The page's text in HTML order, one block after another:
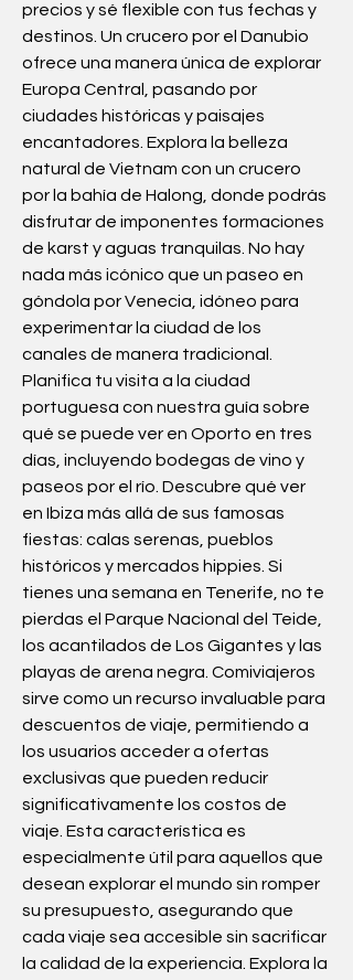
precios y sé flexible con tus fechas y
destinos. Un crucero por el Danubio
ofrece una manera única de explorar
Europa Central, pasando por
ciudades históricas y paisajes
encantadores. Explora la belleza
natural de Vietnam con un crucero
por la bahía de Halong, donde podrás
disfrutar de imponentes formaciones
de karst y aguas tranquilas. No hay
nada más icónico que un paseo en
góndola por Venecia, idóneo para
experimentar la ciudad de los
canales de manera tradicional.
Planifica tu visita a la ciudad
portuguesa con nuestra guía sobre
qué se puede ver en Oporto en tres
días, incluyendo bodegas de vino y
paseos por el río. Descubre qué ver
en Ibiza más allá de sus famosas
fiestas: calas serenas, pueblos
históricos y mercados hippies. Si
tienes una semana en Tenerife, no te
pierdas el Parque Nacional del Teide,
los acantilados de Los Gigantes y las
playas de arena negra. Comiviajeros
sirve como un recurso invaluable para
descuentos de viaje, permitiendo a
los usuarios acceder a ofertas
exclusivas que pueden reducir
significativamente los costos de
viaje. Esta característica es
especialmente útil para aquellos que
desean explorar el mundo sin romper
su presupuesto, asegurando que
cada viaje sea accesible sin sacrificar
la calidad de la experiencia. Explora la